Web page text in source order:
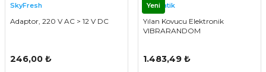
SkyFresh
Adaptor, 220 V AC > 12 V DC
246,00 ₺
Yeni
Kovmatik
Yılan Kovucu Elektronik
VIBRARANDOM
1.483,49 ₺